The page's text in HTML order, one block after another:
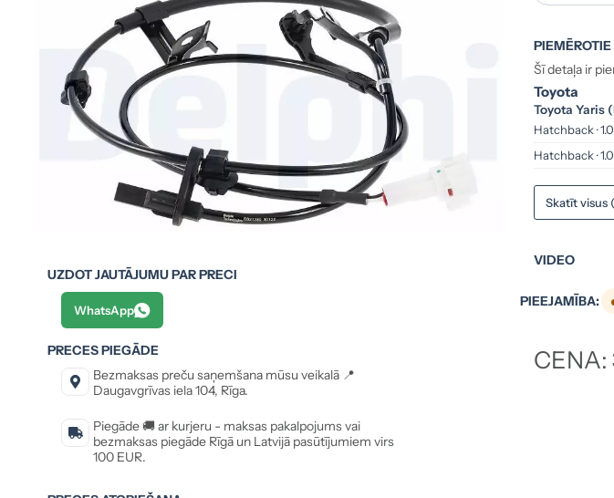
UZDOT JAUTĀJUMU PAR PRECI
WhatsApp
PRECES PIEGĀDE
Bezmaksas preču saņemšana mūsu veikalā 📍
Daugavgrīvas iela 104, Rīga.
Piegāde 🚚 ar kurjeru - maksas pakalpojums vai
bezmaksas piegāde Rīgā un Latvijā pasūtījumiem virs
100 EUR.
Šī detaļa ir
Toyota
Toyota Yaris
Hatchback ·
Hatchback ·
Skatīt visus
VIDEO
▶
Video #1
PIEEJAMĪBA:
CENA: